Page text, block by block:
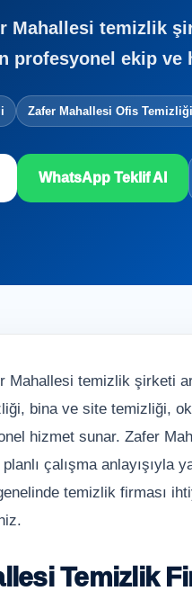
Mahallesi temizlik
profesyonel ekip ve
Zafer Mahallesi Ofis Temizliği
WhatsApp Teklif Al
Mahallesi temizlik şirketi
bina ve site temizliği,
hizmet sunar. Zafer
çalışma anlayışıyla
temizlik firması
Temizlik